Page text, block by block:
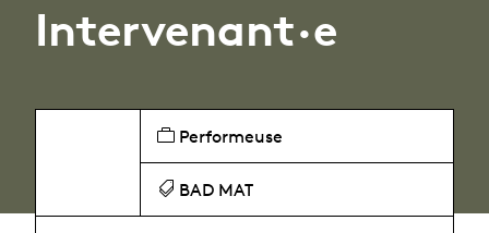
Intervenant·e
Performeuse
BAD MAT